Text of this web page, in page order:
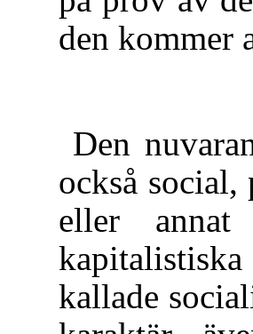
den kommer
Den
också
eller
kallade